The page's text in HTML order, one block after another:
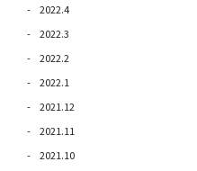
2022.4
2022.3
2022.2
2022.1
2021.12
2021.11
2021.10